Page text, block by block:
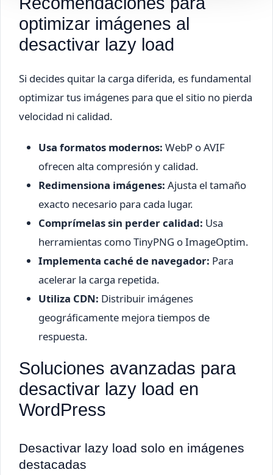
optimizar imágenes al
desactivar lazy load
Si decides quitar la carga diferida, es fundamental
optimizar tus imágenes para que el sitio no pierda
velocidad ni calidad.
Usa formatos modernos: WebP o AVIF
ofrecen alta compresión y calidad.
Redimensiona imágenes: Ajusta el tamaño
exacto necesario para cada lugar.
Comprímelas sin perder calidad: Usa
herramientas como TinyPNG o ImageOptim.
Implementa caché de navegador: Para
acelerar la carga repetida.
Utiliza CDN: Distribuir imágenes
geográficamente mejora tiempos de
respuesta.
Soluciones avanzadas para
desactivar lazy load en
WordPress
Desactivar lazy load solo en imágenes
destacadas